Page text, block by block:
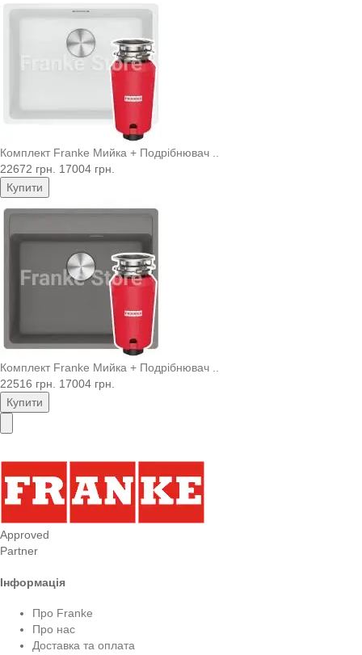
Комплект Franke Мийка + Подрібнювач ..
22672 грн.
17004 грн.
Купити
Комплект Franke Мийка + Подрібнювач ..
22516 грн.
17004 грн.
Купити
Approved
Partner
Інформація
Про Franke
Про нас
Доставка та оплата